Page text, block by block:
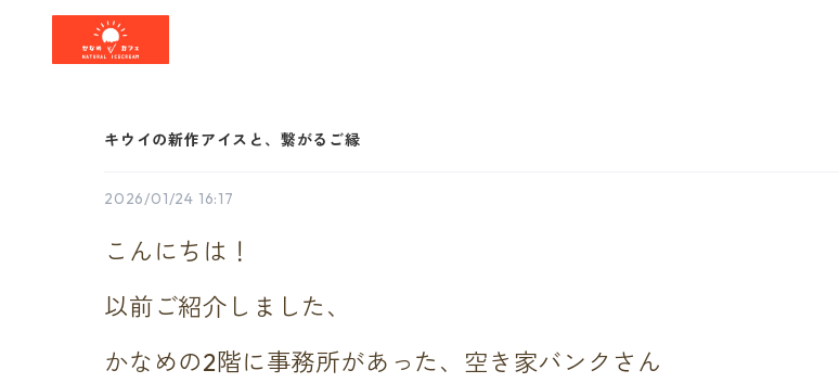
キウイの新作アイスと、繋がるご縁
2026/01/24 16:17
こんにちは！
以前ご紹介しました、
かなめの2階に事務所があった、空き家バンクさん